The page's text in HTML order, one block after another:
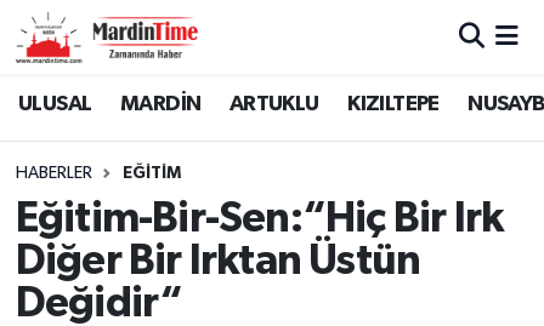
ULUSAL MARDİN ARTUKLU KIZILTEPE
HABERLER EĞİTİM
Eğitim-Bir-Sen:“Hiç Bir Irk
Diğer Bir Irktan Üstün
Değidir“
Mardin Nöbetçi Eczaneler
Mardin Namaz Vakitleri
Mardin Trafik Yoğunluk Haritası